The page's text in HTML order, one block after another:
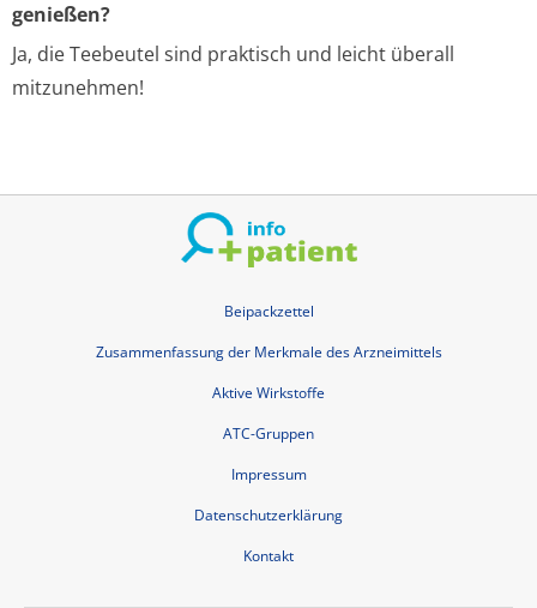
genießen?
Ja, die Teebeutel sind praktisch und leicht überall
mitzunehmen!
Beipackzettel
Zusammenfassung der Merkmale des Arzneimittels
Aktive Wirkstoffe
ATC-Gruppen
Impressum
Datenschutzerklärung
Kontakt